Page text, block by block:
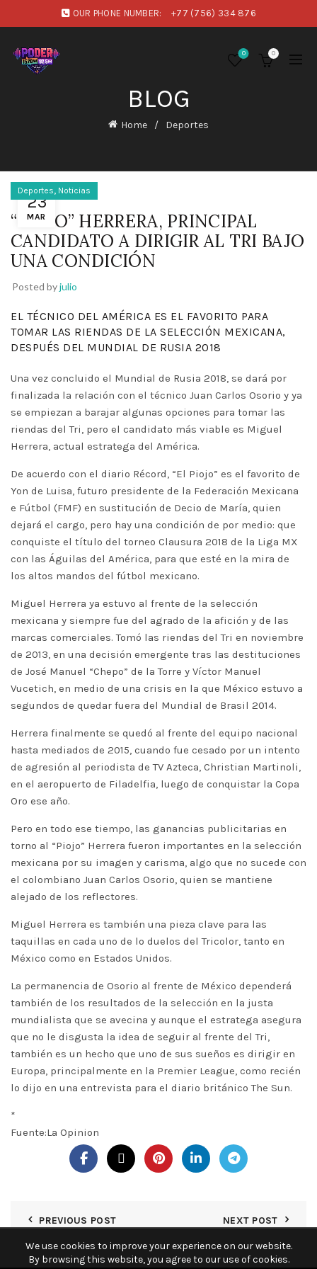
OUR PHONE NUMBER: +77 (756) 334 876
0 0
BLOG
Home Deportes
23
MAR
Deportes, Noticias
“PIOJO” HERRERA, PRINCIPAL
CANDIDATO A DIRIGIR AL TRI BAJO
UNA CONDICIÓN
Posted byjulio
EL TÉCNICO DEL AMÉRICA ES EL FAVORITO PARA
TOMAR LAS RIENDAS DE LA SELECCIÓN MEXICANA,
DESPUÉS DEL MUNDIAL DE RUSIA 2018
Una vez concluido el Mundial de Rusia 2018, se dará por
finalizada la relación con el técnico Juan Carlos Osorio y ya
se empiezan a barajar algunas opciones para tomar las
riendas del Tri, pero el candidato más viable es Miguel
Herrera, actual estratega del América.
De acuerdo con el diario Récord, “El Piojo” es el favorito de
Yon de Luisa, futuro presidente de la Federación Mexicana
e Fútbol (FMF) en sustitución de Decio de María, quien
dejará el cargo, pero hay una condición de por medio: que
conquiste el título del torneo Clausura 2018 de la Liga MX
con las Águilas del América, para que esté en la mira de
los altos mandos del fútbol mexicano.
Miguel Herrera ya estuvo al frente de la selección
mexicana y siempre fue del agrado de la afición y de las
marcas comerciales. Tomó las riendas del Tri en noviembre
de 2013, en una decisión emergente tras las destituciones
de José Manuel “Chepo” de la Torre y Víctor Manuel
Vucetich, en medio de una crisis en la que México estuvo a
segundos de quedar fuera del Mundial de Brasil 2014.
Herrera finalmente se quedó al frente del equipo nacional
hasta mediados de 2015, cuando fue cesado por un intento
de agresión al periodista de TV Azteca, Christian Martinoli,
en el aeropuerto de Filadelfia, luego de conquistar la Copa
Oro ese año.
Pero en todo ese tiempo, las ganancias publicitarias en
torno al “Piojo” Herrera fueron importantes en la selección
mexicana por su imagen y carisma, algo que no sucede con
el colombiano Juan Carlos Osorio, quien se mantiene
alejado de los reflectores.
Miguel Herrera es también una pieza clave para las
taquillas en cada uno de lo duelos del Tricolor, tanto en
México como en Estados Unidos.
La permanencia de Osorio al frente de México dependerá
también de los resultados de la selección en la justa
mundialista que se avecina y aunque el estratega asegura
que no le disgusta la idea de seguir al frente del Tri,
también es un hecho que uno de sus sueños es dirigir en
Europa, principalmente en la Premier League, como recién
lo dijo en una entrevista para el diario británico The Sun.
*
Fuente:La Opinion
PREVIOUS POST NEXT POST
We use cookies to improve your experience on our website.
By browsing this website, you agree to our use of cookies.